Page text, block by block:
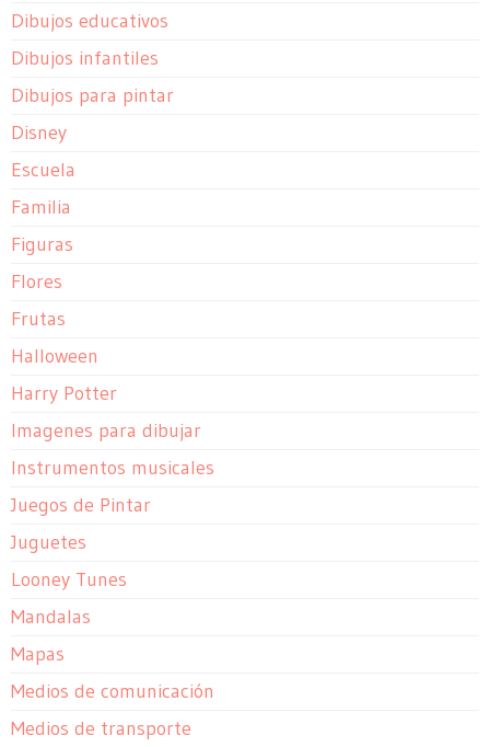
Dibujos educativos
Dibujos infantiles
Dibujos para pintar
Disney
Escuela
Familia
Figuras
Flores
Frutas
Halloween
Harry Potter
Imagenes para dibujar
Instrumentos musicales
Juegos de Pintar
Juguetes
Looney Tunes
Mandalas
Mapas
Medios de comunicación
Medios de transporte